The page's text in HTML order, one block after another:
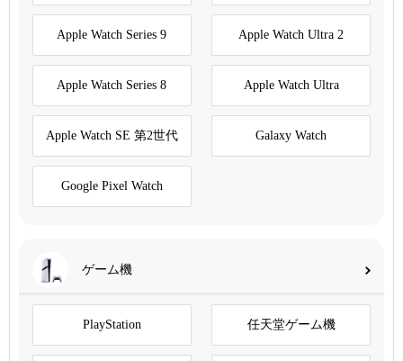
Apple Watch Series 9 Apple Watch Ultra 2
Apple Watch Series 8 Apple Watch Ultra
Apple Watch SE 第2世代 Galaxy Watch
Google Pixel Watch
ゲーム機
PlayStation 任天堂ゲーム機